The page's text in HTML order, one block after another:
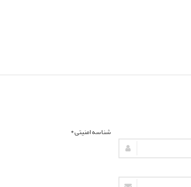
شناسه امنیتی *